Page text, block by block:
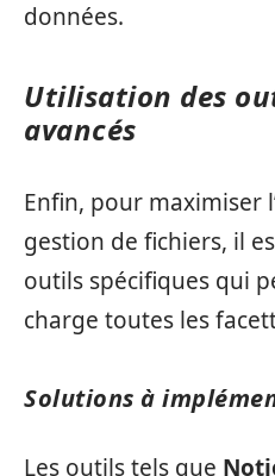
données.
Utilisation des
avancés
Enfin, pour maximiser
gestion de fichiers, il
outils spécifiques qui
charge toutes les
Solutions à
Les outils tels que